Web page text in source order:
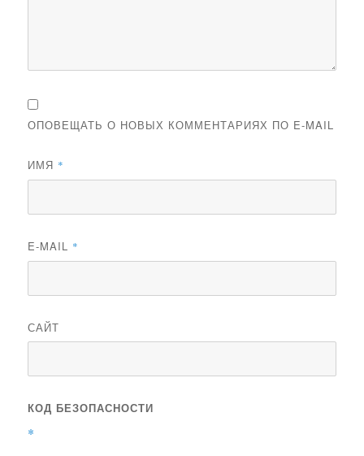
ОПОВЕЩАТЬ О НОВЫХ КОММЕНТАРИЯХ ПО E-MAIL
ИМЯ *
E-MAIL *
САЙТ
КОД БЕЗОПАСНОСТИ
*